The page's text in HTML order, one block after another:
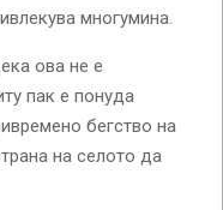
многумина.
ова не е
пак е понуда
бегство на
на селото да